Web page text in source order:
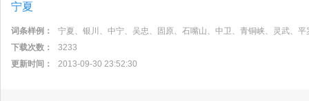
宁夏
词条样例：
宁夏、银川、中宁、吴忠、固原、石嘴山、中卫、青铜峡、灵武、
下载次数：
3233
更新时间：
2013-09-30 23:52:30